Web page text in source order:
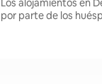
Los alojamientos en
por parte de los